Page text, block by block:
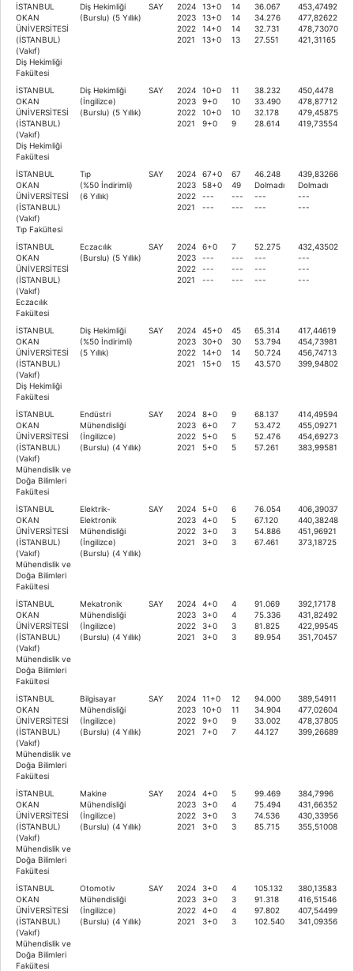
İSTANBUL
OKAN
ÜNİVERSİTESİ
(İSTANBUL)
(Vakıf)
Diş Hekimliği
Fakültesi
Diş Hekimliği
(Burslu) (5 Yıllık)
SAY
2024
2023
2022
2021
13+0
13+0
14+0
13+0
14
14
14
13
36.067
34.276
32.731
27.551
453,47492
477,82622
478,73070
421,31165
İSTANBUL
OKAN
ÜNİVERSİTESİ
(İSTANBUL)
(Vakıf)
Diş Hekimliği
Fakültesi
Diş Hekimliği
(İngilizce)
(Burslu) (5 Yıllık)
SAY
2024
2023
2022
2021
10+0
9+0
10+0
9+0
11
10
10
9
38.232
33.490
32.178
28.614
450,4478
478,87712
479,45875
419,73554
İSTANBUL
OKAN
ÜNİVERSİTESİ
(İSTANBUL)
(Vakıf)
Tıp Fakültesi
Tıp
(%50 İndirimli)
(6 Yıllık)
SAY
2024
2023
2022
2021
67+0
58+0
---
---
67
49
---
---
46.248
Dolmadı
---
---
439,83266
Dolmadı
---
---
İSTANBUL
OKAN
ÜNİVERSİTESİ
(İSTANBUL)
(Vakıf)
Eczacılık
Fakültesi
Eczacılık
(Burslu) (5 Yıllık)
SAY
2024
2023
2022
2021
6+0
---
---
---
7
---
---
---
52.275
---
---
---
432,43502
---
---
---
İSTANBUL
OKAN
ÜNİVERSİTESİ
(İSTANBUL)
(Vakıf)
Diş Hekimliği
Fakültesi
Diş Hekimliği
(%50 İndirimli)
(5 Yıllık)
SAY
2024
2023
2022
2021
45+0
30+0
14+0
15+0
45
30
14
15
65.314
53.794
50.724
43.570
417,44619
454,73981
456,74713
399,94802
İSTANBUL
OKAN
ÜNİVERSİTESİ
(İSTANBUL)
(Vakıf)
Mühendislik ve
Doğa Bilimleri
Fakültesi
Endüstri
Mühendisliği
(İngilizce)
(Burslu) (4 Yıllık)
SAY
2024
2023
2022
2021
8+0
6+0
5+0
5+0
9
7
5
5
68.137
53.472
52.476
57.261
414,49594
455,09271
454,69273
383,99581
İSTANBUL
OKAN
ÜNİVERSİTESİ
(İSTANBUL)
(Vakıf)
Mühendislik ve
Doğa Bilimleri
Fakültesi
Elektrik-
Elektronik
Mühendisliği
(İngilizce)
(Burslu) (4 Yıllık)
SAY
2024
2023
2022
2021
5+0
4+0
3+0
3+0
6
5
3
3
76.054
67.120
54.886
67.461
406,39037
440,38248
451,96921
373,18725
İSTANBUL
OKAN
ÜNİVERSİTESİ
(İSTANBUL)
(Vakıf)
Mühendislik ve
Doğa Bilimleri
Fakültesi
Mekatronik
Mühendisliği
(İngilizce)
(Burslu) (4 Yıllık)
SAY
2024
2023
2022
2021
4+0
3+0
3+0
3+0
4
4
3
3
91.069
75.336
81.825
89.954
392,17178
431,82492
422,99545
351,70457
İSTANBUL
OKAN
ÜNİVERSİTESİ
(İSTANBUL)
(Vakıf)
Mühendislik ve
Doğa Bilimleri
Fakültesi
Bilgisayar
Mühendisliği
(İngilizce)
(Burslu) (4 Yıllık)
SAY
2024
2023
2022
2021
11+0
10+0
9+0
7+0
12
11
9
7
94.000
34.904
33.002
44.127
389,54911
477,02604
478,37805
399,26689
İSTANBUL
OKAN
ÜNİVERSİTESİ
(İSTANBUL)
(Vakıf)
Mühendislik ve
Doğa Bilimleri
Fakültesi
Makine
Mühendisliği
(İngilizce)
(Burslu) (4 Yıllık)
SAY
2024
2023
2022
2021
4+0
3+0
3+0
3+0
5
4
3
3
99.469
75.494
74.536
85.715
384,7996
431,66352
430,33956
355,51008
İSTANBUL
OKAN
ÜNİVERSİTESİ
(İSTANBUL)
(Vakıf)
Mühendislik ve
Doğa Bilimleri
Fakültesi
Otomotiv
Mühendisliği
(İngilizce)
(Burslu) (4 Yıllık)
SAY
2024
2023
2022
2021
3+0
3+0
4+0
3+0
4
3
4
3
105.132
91.318
97.802
102.540
380,13583
416,51546
407,54499
341,09356